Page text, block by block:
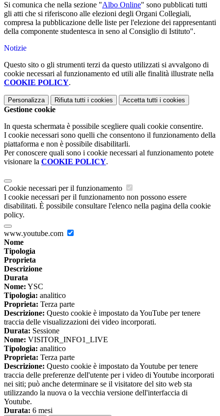
Si comunica che nella sezione "Albo Online" sono pubblicati tutti
gli atti che si riferiscono alle elezioni degli Organi Collegiali,
compresa la pubblicazione delle liste per l'elezione dei rappresentanti
della componente studentesca in seno al Consiglio di Istituto".
Notizie
Questo sito o gli strumenti terzi da questo utilizzati si avvalgono di
cookie necessari al funzionamento ed utili alle finalità illustrate nella
COOKIE POLICY.
Personalizza Rifiuta tutti i cookies Accetta tutti i cookies
Gestione cookie
In questa schermata è possibile scegliere quali cookie consentire.
I cookie necessari sono quelli che consentono il funzionamento della
piattaforma e non è possibile disabilitarli.
Per conoscere quali sono i cookie necessari al funzionamento potete
visionare la COOKIE POLICY.
Cookie necessari per il funzionamento
I cookie necessari per il funzionamento non possono essere
disabilitati. È possibile consultare l'elenco nella pagina della cookie
policy.
www.youtube.com
Nome
Tipologia
Proprieta
Descrizione
Durata
Nome: YSC
Tipologia: analitico
Proprieta: Terza parte
Descrizione: Questo cookie è impostato da YouTube per tenere
traccia delle visualizzazioni dei video incorporati.
Durata: Sessione
Nome: VISITOR_INFO1_LIVE
Tipologia: analitico
Proprieta: Terza parte
Descrizione: Questo cookie è impostato da Youtube per tenere
traccia delle preferenze dell'utente per i video di Youtube incorporati
nei siti; può anche determinare se il visitatore del sito web sta
utilizzando la nuova o la vecchia versione dell'interfaccia di
Youtube.
Durata: 6 mesi